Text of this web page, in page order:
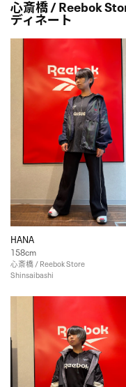
心斎橋 / Reebok
ディネート
HANA
158cm
心斎橋 / Reebok Store
Shinsaibashi